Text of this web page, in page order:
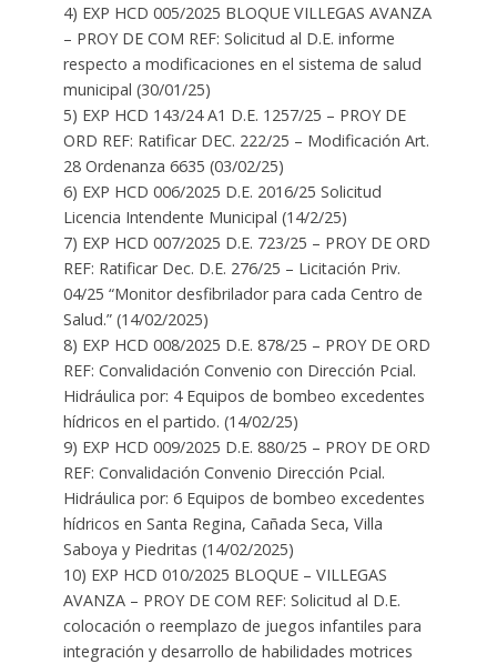
4) EXP HCD 005/2025 BLOQUE VILLEGAS AVANZA
– PROY DE COM REF: Solicitud al D.E. informe
respecto a modificaciones en el sistema de salud
municipal (30/01/25)
5) EXP HCD 143/24 A1 D.E. 1257/25 – PROY DE
ORD REF: Ratificar DEC. 222/25 – Modificación Art.
28 Ordenanza 6635 (03/02/25)
6) EXP HCD 006/2025 D.E. 2016/25 Solicitud
Licencia Intendente Municipal (14/2/25)
7) EXP HCD 007/2025 D.E. 723/25 – PROY DE ORD
REF: Ratificar Dec. D.E. 276/25 – Licitación Priv.
04/25 “Monitor desfibrilador para cada Centro de
Salud.” (14/02/2025)
8) EXP HCD 008/2025 D.E. 878/25 – PROY DE ORD
REF: Convalidación Convenio con Dirección Pcial.
Hidráulica por: 4 Equipos de bombeo excedentes
hídricos en el partido. (14/02/25)
9) EXP HCD 009/2025 D.E. 880/25 – PROY DE ORD
REF: Convalidación Convenio Dirección Pcial.
Hidráulica por: 6 Equipos de bombeo excedentes
hídricos en Santa Regina, Cañada Seca, Villa
Saboya y Piedritas (14/02/2025)
10) EXP HCD 010/2025 BLOQUE – VILLEGAS
AVANZA – PROY DE COM REF: Solicitud al D.E.
colocación o reemplazo de juegos infantiles para
integración y desarrollo de habilidades motrices